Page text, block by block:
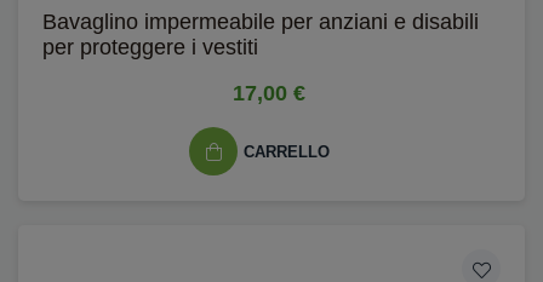
Bavaglino impermeabile per anziani e disabili
per proteggere i vestiti
17,00 €
CARRELLO